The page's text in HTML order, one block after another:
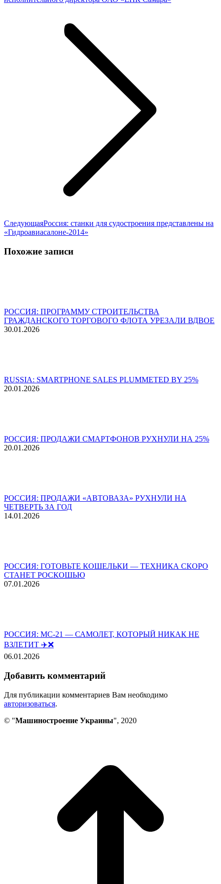
СледующаяСледующая
запись:
Россия: станки для судостроения представлены на
«Гидроавиасалоне-2014»
Похожие записи
РОССИЯ: ПРОГРАММУ СТРОИТЕЛЬСТВА
ГРАЖДАНСКОГО ТОРГОВОГО ФЛОТА УРЕЗАЛИ ВДВОЕ
30.01.2026
RUSSIA: SMARTPHONE SALES PLUMMETED BY 25%
20.01.2026
РОССИЯ: ПРОДАЖИ СМАРТФОНОВ РУХНУЛИ НА 25%
20.01.2026
РОССИЯ: ПРОДАЖИ «АВТОВАЗА» РУХНУЛИ НА
ЧЕТВЕРТЬ ЗА ГОД
14.01.2026
РОССИЯ: ГОТОВЬТЕ КОШЕЛЬКИ — ТЕХНИКА СКОРО
СТАНЕТ РОСКОШЬЮ
07.01.2026
РОССИЯ: МС-21 — САМОЛЕТ, КОТОРЫЙ НИКАК НЕ
ВЗЛЕТИТ ✈️❌
06.01.2026
Добавить комментарий
Для публикации комментариев Вам необходимо
авторизоваться.
© "Машиностроение Украины", 2020